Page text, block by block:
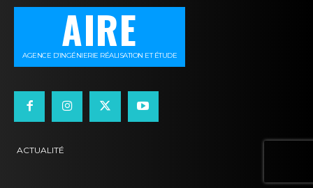
AIRE
AGENCE D’INGÉNIERIE RÉALISATION ET ÉTUDE
ACTUALITÉ